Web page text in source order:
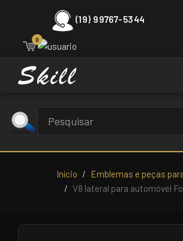
(19) 99767-5344
0
Início
Emblemas e peças
V8 lateral para automóvel